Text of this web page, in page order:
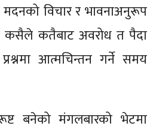
विचार र भावनाअनुरूप
कसैले कतैबाट अवरोध त पैदा
आत्मचिन्तन गर्ने समय
बनेको मंगलबारको भेटमा